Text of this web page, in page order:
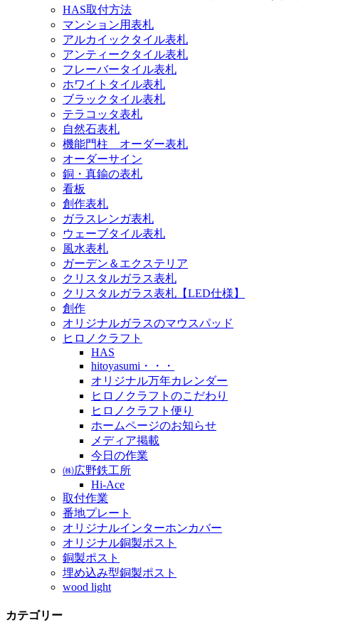
HAS取付方法
マンション用表札
アルカイックタイル表札
アンティークタイル表札
フレーバータイル表札
ホワイトタイル表札
ブラックタイル表札
テラコッタ表札
自然石表札
機能門柱 オーダー表札
オーダーサイン
銅・真鍮の表札
看板
創作表札
ガラスレンガ表札
ウェーブタイル表札
風水表札
ガーデン＆エクステリア
クリスタルガラス表札
クリスタルガラス表札【LED仕様】
創作
オリジナルガラスのマウスパッド
ヒロノクラフト
HAS
hitoyasumi・・・
オリジナル万年カレンダー
ヒロノクラフトのこだわり
ヒロノクラフト便り
ホームページのお知らせ
メディア掲載
今日の作業
㈱広野鉄工所
Hi-Ace
取付作業
番地プレート
オリジナルインターホンカバー
オリジナル銅製ポスト
銅製ポスト
埋め込み型銅製ポスト
wood light
カテゴリー